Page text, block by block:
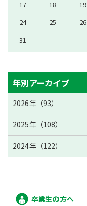
17
18 19
24
25 26
31
年別アーカイブ
2026年（93）
2025年（108）
2024年（122）
卒業生の方へ